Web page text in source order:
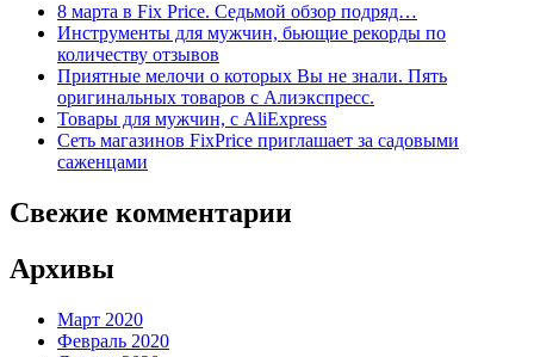
8 марта в Fix Price. Cедьмой обзор подряд…
Инструменты для мужчин, бьющие рекорды по
количеству отзывов
Приятные мелочи о которых Вы не знали. Пять
оригинальных товаров с Алиэкспресс.
Товары для мужчин, с AliExpress
Сеть магазинов FixPrice приглашает за садовыми
саженцами
Свежие комментарии
Архивы
Март 2020
Февраль 2020